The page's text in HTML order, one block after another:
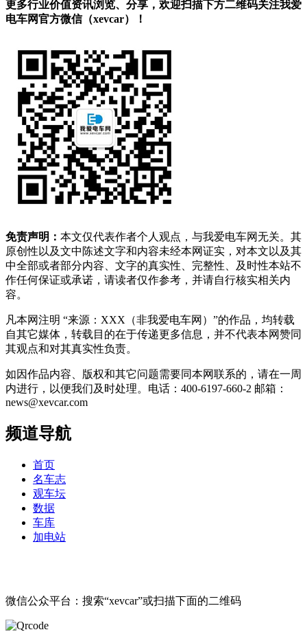
更多行业价值资讯浏览、分享，欢迎扫描下方二维码关注我爱
电车网官方微信（xevcar）！
免责声明： 本文仅代表作者个人观点，与我爱电车网无关。其
原创性以及文中陈述文字和内容未经本网证实，对本文以及其
中全部或者部分内容、文字的真实性、完整性、及时性本站不
作任何保证或承诺，请读者仅作参考，并请自行核实相关内
容。
凡本网注明 “来源：XXX（非我爱电车网）”的作品，均转载
自其它媒体，转载目的在于传递更多信息，并不代表本网赞同
其观点和对其真实性负责。
如因作品内容、版权和其它问题需要同本网联系的，请在一周
内进行，以便我们及时处理。电话：400-6197-660-2 邮箱：
news@xevcar.com
频道导航
首页
名车志
观车坛
数据
车库
加电站
微信公众平台：搜索“xevcar”或扫描下面的二维码